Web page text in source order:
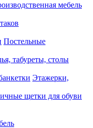
мебель
Постельные
табуреты, столы
Этажерки,
щетки для обуви